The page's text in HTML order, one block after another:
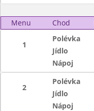
Menu Chod
1
Polévka
Jídlo
Nápoj
2
Polévka
Jídlo
Nápoj